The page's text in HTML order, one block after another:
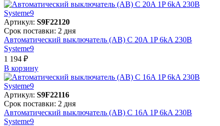
Артикул: S9F22120
Срок поставки: 2 дня
Автоматический выключатель (АВ) C 20A 1P 6kA 230В
Systeme9
1 194 ₽
В корзинy
Артикул: S9F22116
Срок поставки: 2 дня
Автоматический выключатель (АВ) C 16A 1P 6kA 230В
Systeme9